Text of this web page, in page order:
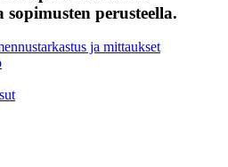
perusteella.
ja mittaukset